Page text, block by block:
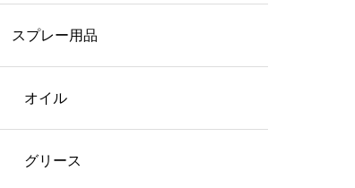
スプレー用品
オイル
グリース